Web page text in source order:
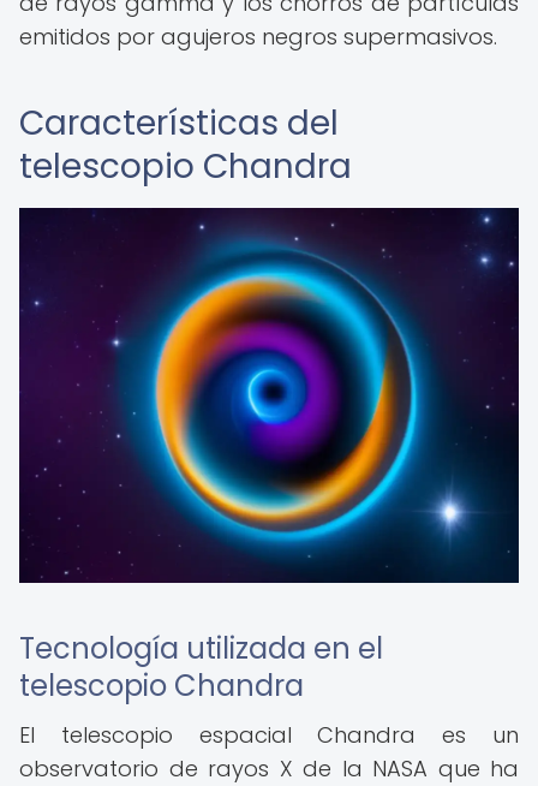
emitidos por agujeros negros supermasivos.
Características del
telescopio Chandra
Tecnología utilizada en el
telescopio Chandra
El telescopio espacial Chandra es un
observatorio de rayos X de la NASA que ha